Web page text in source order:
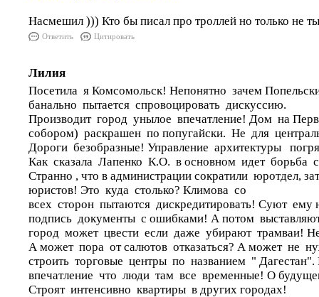
Насмешил ))) Кто бы писал про троллей но только не
Ответить Цитировать
Лилия
Посетила я Комсомольск! Непонятно зачем
банально пытается спровоцировать дискуссию.
Производит город унылое впечатление! Дом на
собором) раскрашен по попугайски. Не для
Дороги безобразные! Управление архитектуры
Как сказала Лапенко К.О. в основном идет борьба
Странно , что в администрации сократили юротдел,
юристов! Это куда столько? Климова со
всех сторон пытаются дискредитировать! Суют ему
подпись документы с ошибками! А потом
город может цвести если даже убирают трамваи!
А может пора от салютов отказаться? А может не
строить торговые центры по названием "
впечатление что люди там все временные! О
Строят интенсивно квартиры в других городах!